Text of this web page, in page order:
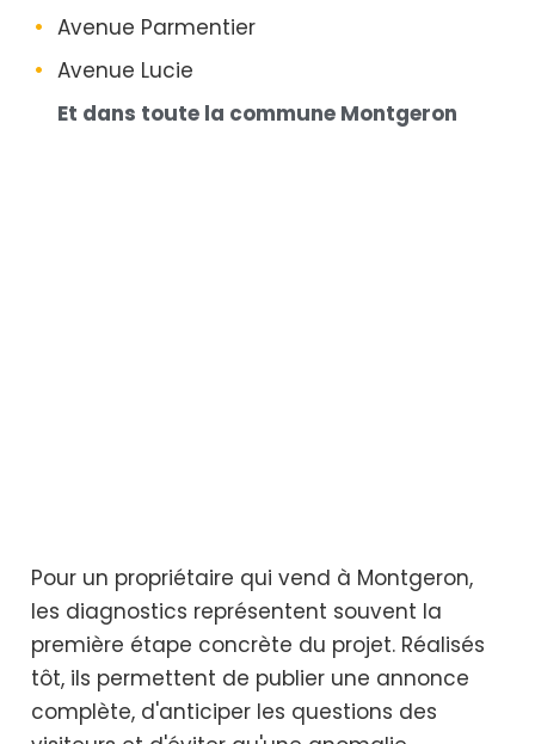
Avenue Parmentier
Avenue Lucie
Et dans toute la commune Montgeron
Pour un propriétaire qui vend à Montgeron,
les diagnostics représentent souvent la
première étape concrète du projet. Réalisés
tôt, ils permettent de publier une annonce
complète, d'anticiper les questions des